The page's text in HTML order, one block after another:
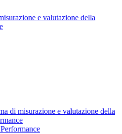
e valutazione della
di misurazione e valutazione della